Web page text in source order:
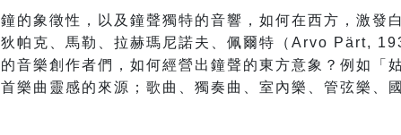
鐘的象徵性，以及鐘聲獨特的音響，如何在西方，激發
狄帕克、馬勒、拉赫瑪尼諾夫、佩爾特（Arvo Pärt,
的音樂創作者們，如何經營出鐘聲的東方意象？例如「
首樂曲靈感的來源；歌曲、獨奏曲、室內樂、管弦樂、